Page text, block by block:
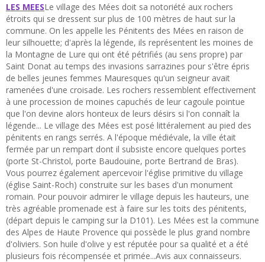
LES MEESLe village des Mées doit sa notoriété aux rochers
étroits qui se dressent sur plus de 100 mètres de haut sur la
commune. On les appelle les Pénitents des Mées en raison de
leur silhouette; d'après la légende, ils représentent les moines de
la Montagne de Lure qui ont été pétrifiés (au sens propre) par
Saint Donat au temps des invasions sarrazines pour s'être épris
de belles jeunes femmes Mauresques qu'un seigneur avait
ramenées d'une croisade. Les rochers ressemblent effectivement
à une procession de moines capuchés de leur cagoule pointue
que l'on devine alors honteux de leurs désirs si l'on connaît la
légende... Le village des Mées est posé littéralement au pied des
pénitents en rangs serrés. A l'époque médiévale, la ville était
fermée par un rempart dont il subsiste encore quelques portes
(porte St-Christol, porte Baudouine, porte Bertrand de Bras).
Vous pourrez également apercevoir l'église primitive du village
(église Saint-Roch) construite sur les bases d'un monument
romain. Pour pouvoir admirer le village depuis les hauteurs, une
très agréable promenade est à faire sur les toits des pénitents,
(départ depuis le camping sur la D101). Les Mées est la commune
des Alpes de Haute Provence qui possède le plus grand nombre
d'oliviers. Son huile d'olive y est réputée pour sa qualité et a été
plusieurs fois récompensée et primée...Avis aux connaisseurs.